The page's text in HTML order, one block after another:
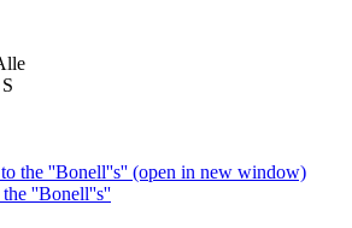
the ''Bonell''s'' (open in new window)
''Bonell''s''